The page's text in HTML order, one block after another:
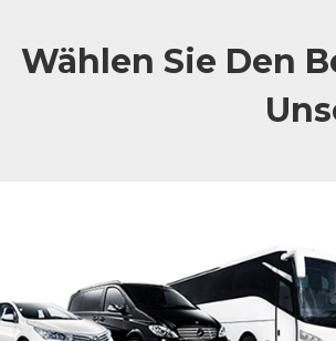
Wählen Sie Den